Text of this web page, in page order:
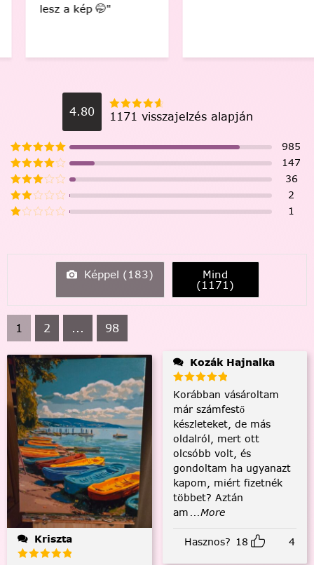
lesz a kép 🤭"
4.80 1171 visszajelzés alapján
985
147
36
2
1
Képpel (183) Mind
(1171)
1 2 ... 98
Kriszta
Kozák Hajnalka
Korábban vásároltam
már számfestő
készleteket, de más
oldalról, mert ott
olcsóbb volt, és
gondoltam ha ugyanazt
kapom, miért fizetnék
többet? Aztán
am ...More
Hasznos? 18 4